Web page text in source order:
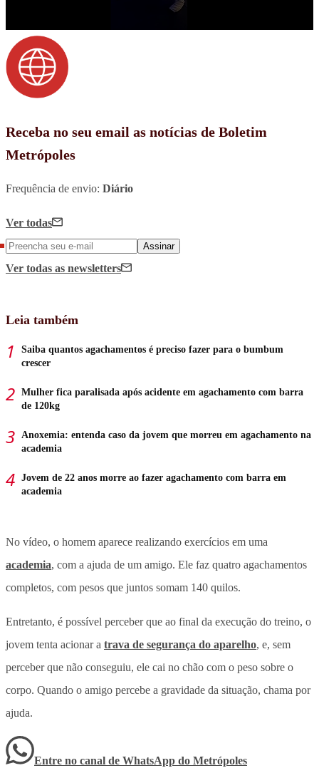
Receba no seu email as notícias de Boletim
Metrópoles
Frequência de envio: Diário
Ver todas
Assinar
Ver todas as newsletters
Leia também
Saiba quantos agachamentos é preciso fazer para o bumbum
crescer
Mulher fica paralisada após acidente em agachamento com barra
de 120kg
Anoxemia: entenda caso da jovem que morreu em agachamento na
academia
Jovem de 22 anos morre ao fazer agachamento com barra em
academia
No vídeo, o homem aparece realizando exercícios em uma
academia, com a ajuda de um amigo. Ele faz quatro agachamentos
completos, com pesos que juntos somam 140 quilos.
Entretanto, é possível perceber que ao final da execução do treino, o
jovem tenta acionar a trava de segurança do aparelho, e, sem
perceber que não conseguiu, ele cai no chão com o peso sobre o
corpo. Quando o amigo percebe a gravidade da situação, chama por
ajuda.
Entre no canal de WhatsApp do Metrópoles